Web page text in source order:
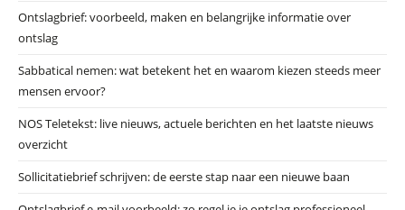
Ontslagbrief: voorbeeld, maken en belangrijke informatie over
ontslag
Sabbatical nemen: wat betekent het en waarom kiezen steeds meer
mensen ervoor?
NOS Teletekst: live nieuws, actuele berichten en het laatste nieuws
overzicht
Sollicitatiebrief schrijven: de eerste stap naar een nieuwe baan